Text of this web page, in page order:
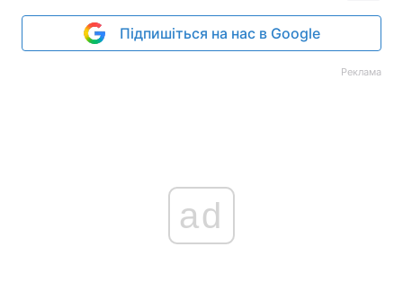
Підпишіться на нас в Google
Реклама
ad